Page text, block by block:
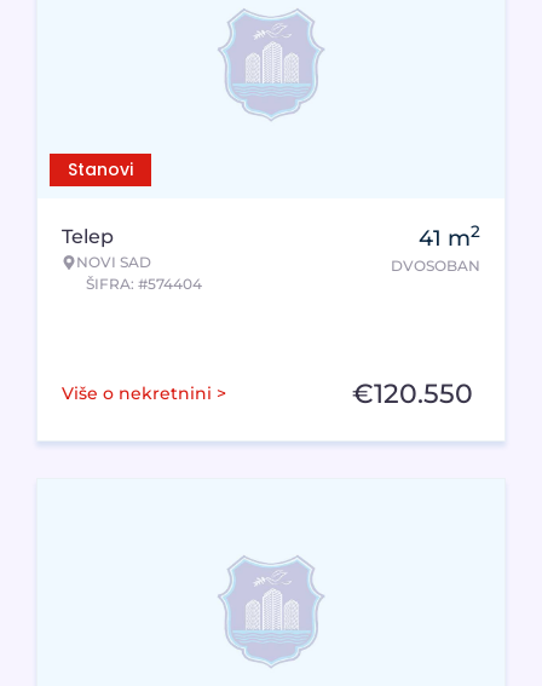
Stanovi
Telep
NOVI SAD
ŠIFRA: #574404
41 m2
DVOSOBAN
Više o nekretnini > €120.550